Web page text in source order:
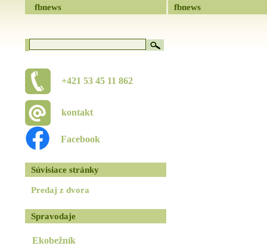
fbnews
+421 53 45 11 862
kontakt
Facebook
Súvisiace stránky
Predaj z dvora
Spravodaje
Ekobežník
fbnews